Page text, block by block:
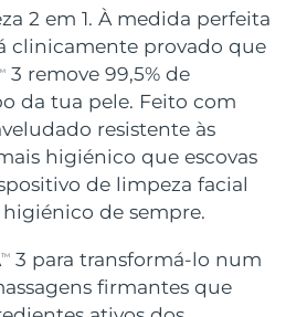
2 em 1. À medida perfeita
clinicamente provado que
3 remove 99,5% de
da tua pele. Feito com
resistente às
higiénico que escovas
de limpeza facial
de sempre.
TM
3 para transformá-lo num
firmantes que
massage
4 Plus
LED heating
4 Men
toning
2 go
toning on-the-go
2 eyes & lips
3 kit
hydration
3 LED
and red light therapy
Cuidado oral
4
sonic toothbrush
silicone sonic toothbrush
Tratamentos LED
Entrega prevista8/15/26
Entrega prevista
Entrega prevista
Entrega prevista8/9/26
Entrega prevista8/13/26